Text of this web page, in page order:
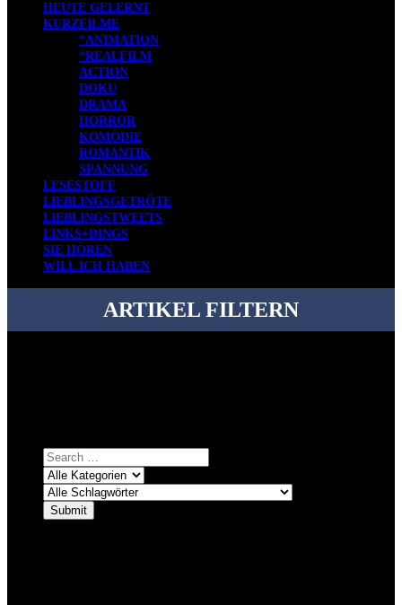
HEUTE GELERNT
KURZFILME
*ANIMATION
*REALFILM
ACTION
DOKU
DRAMA
HORROR
KOMÖDIE
ROMANTIK
SPANNUNG
LESESTOFF
LIEBLINGSGETRÖTE
LIEBLINGSTWEETS
LINKS+DINGS
SIE HÖREN
WILL ICH HABEN
ARTIKEL FILTERN